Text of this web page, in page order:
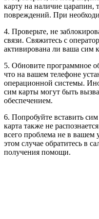
карту на наличие
повреждений. При
4. Проверьте, не
связи. Свяжитесь с
активирована ли ваша сим
5. Обновите программное
что на вашем телефоне
операционной системы.
сим карты могут быть
обеспечением.
6. Попробуйте вставить
карта также не
всего проблема не в вашем
этом случае обратитесь в
получения помощи.